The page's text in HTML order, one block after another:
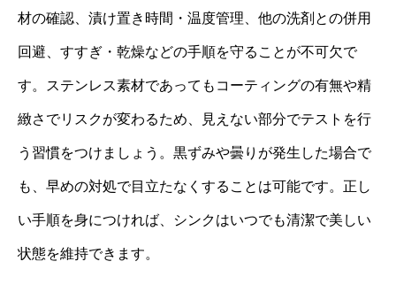
材の確認、漬け置き時間・温度管理、他の洗剤との併用
回避、すすぎ・乾燥などの手順を守ることが不可欠で
す。ステンレス素材であってもコーティングの有無や精
緻さでリスクが変わるため、見えない部分でテストを行
う習慣をつけましょう。黒ずみや曇りが発生した場合で
も、早めの対処で目立たなくすることは可能です。正し
い手順を身につければ、シンクはいつでも清潔で美しい
状態を維持できます。